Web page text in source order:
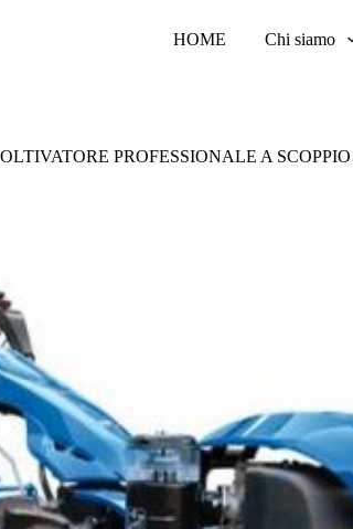
HOME Chi siamo
PROFESSIONALE A